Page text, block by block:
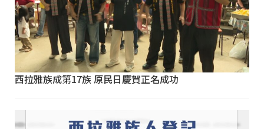
西拉雅族成第17族 原民日慶賀正名成功